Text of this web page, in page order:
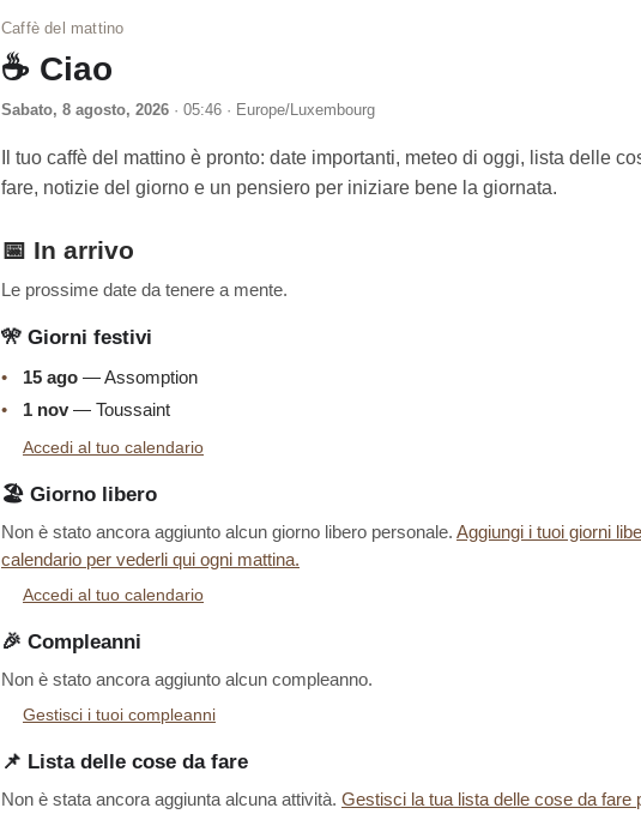
Caffè del mattino
☕ Ciao
Sabato, 8 agosto, 2026 · 05:46 · Europe/Luxembourg
Il tuo caffè del mattino è pronto: date importanti, meteo di oggi, lista delle
fare, notizie del giorno e un pensiero per iniziare bene la giornata.
📅 In arrivo
Le prossime date da tenere a mente.
🎌 Giorni festivi
• 15 ago — Assomption
•
1 nov — Toussaint
Accedi al tuo calendario
🏖️ Giorno libero
Non è stato ancora aggiunto alcun giorno libero personale. Aggiungi i tuoi giorni
calendario per vederli qui ogni mattina.
Accedi al tuo calendario
🎉 Compleanni
Non è stato ancora aggiunto alcun compleanno.
Gestisci i tuoi compleanni
📌 Lista delle cose da fare
Non è stata ancora aggiunta alcuna attività. Gestisci la tua lista delle cose da fare